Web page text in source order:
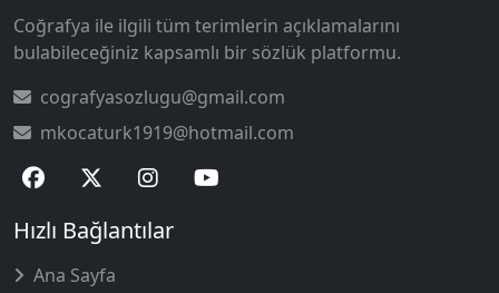
Coğrafya ile ilgili tüm terimlerin açıklamalarını
bulabileceğiniz kapsamlı bir sözlük platformu.
cografyasozlugu@gmail.com
mkocaturk1919@hotmail.com
Hızlı Bağlantılar
Ana Sayfa